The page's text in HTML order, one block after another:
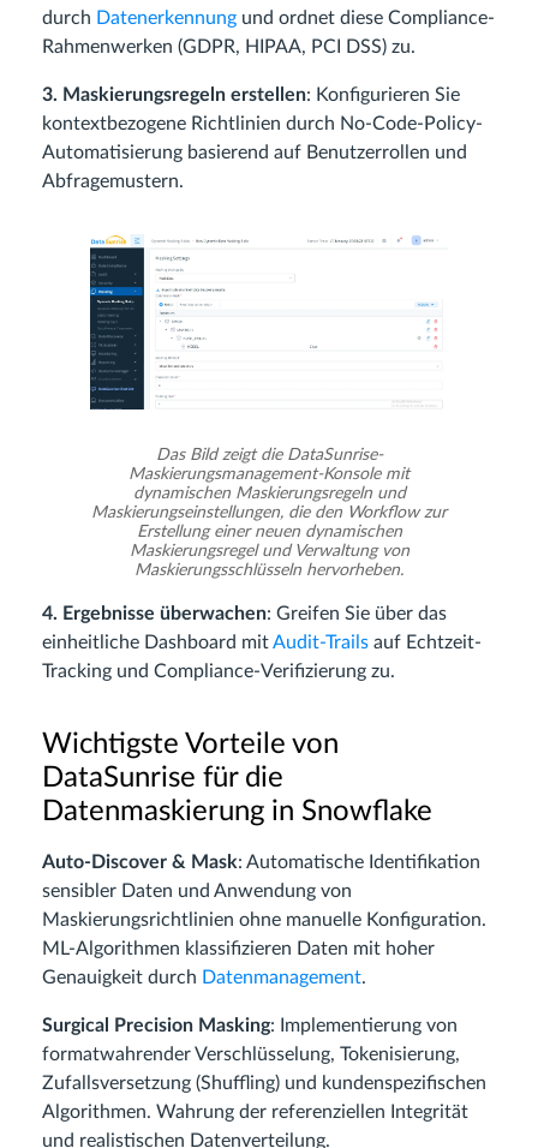
durch Datenerkennung und ordnet diese Compliance-
Rahmenwerken (GDPR, HIPAA, PCI DSS) zu.
3. Maskierungsregeln erstellen: Konfigurieren Sie
kontextbezogene Richtlinien durch No-Code-Policy-
Automatisierung basierend auf Benutzerrollen und
Abfragemustern.
Das Bild zeigt die DataSunrise-
Maskierungsmanagement-Konsole mit
dynamischen Maskierungsregeln und
Maskierungseinstellungen, die den Workflow zur
Erstellung einer neuen dynamischen
Maskierungsregel und Verwaltung von
Maskierungsschlüsseln hervorheben.
4. Ergebnisse überwachen: Greifen Sie über das
einheitliche Dashboard mitAudit-Trails auf Echtzeit-
Tracking und Compliance-Verifizierung zu.
Wichtigste Vorteile von
DataSunrise für die
Datenmaskierung in Snowflake
Auto-Discover & Mask: Automatische Identifikation
sensibler Daten und Anwendung von
Maskierungsrichtlinien ohne manuelle Konfiguration.
ML-Algorithmen klassifizieren Daten mit hoher
Genauigkeit durch Datenmanagement.
Surgical Precision Masking: Implementierung von
formatwahrender Verschlüsselung, Tokenisierung,
Zufallsversetzung (Shuffling) und kundenspezifischen
Algorithmen. Wahrung der referenziellen Integrität
und realistischen Datenverteilung.